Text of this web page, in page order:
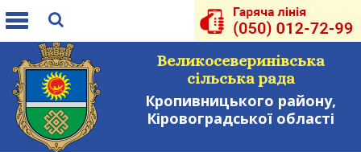
Toggle
Великосеверинівська
сільська рада
Кропивницького району,
Кіровоградської області